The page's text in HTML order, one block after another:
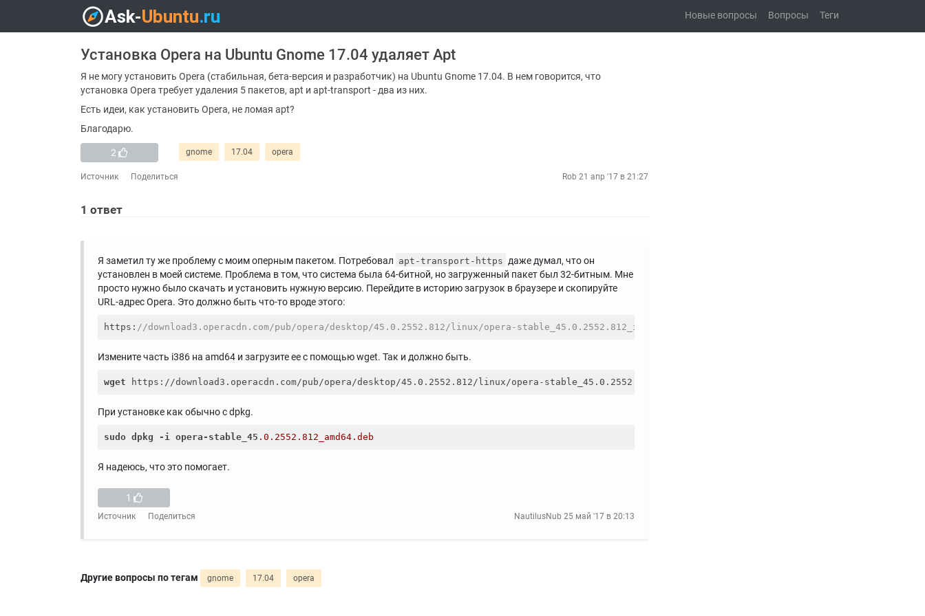
Новые вопросы Вопросы Теги
Установка Opera на Ubuntu Gnome 17.04 удаляет Apt
Я не могу установить Opera (стабильная, бета-версия и разработчик) на Ubuntu Gnome 17.04. В нем говорится, что
установка Opera требует удаления 5 пакетов, apt и apt-transport - два из них.
Есть идеи, как установить Opera, не ломая apt?
Благодарю.
2 gnome 17.04 opera
Источник Поделиться Rob 21 апр '17 в 21:27
1 ответ
Я заметил ту же проблему с моим оперным пакетом. Потребовал apt-transport-https даже думал, что он
установлен в моей системе. Проблема в том, что система была 64-битной, но загруженный пакет был 32-битным. Мне
просто нужно было скачать и установить нужную версию. Перейдите в историю загрузок в браузере и скопируйте
URL-адрес Opera. Это должно быть что-то вроде этого:
https: //download3.operacdn.com/pub/opera/desktop/45.0.2552.812/linux/opera-stable_45.0.2552.812_i386.deb
Измените часть i386 на amd64 и загрузите ее с помощью wget. Так и должно быть.
wget
При установке как обычно с dpkg.
sudo dpkg -i opera-stable_45 .0 .2552 .812_amd64 .deb
Я надеюсь, что это помогает.
1
Источник Поделиться NautilusNub 25 май '17 в 20:13
Другие вопросы по тегам gnome 17.04 opera